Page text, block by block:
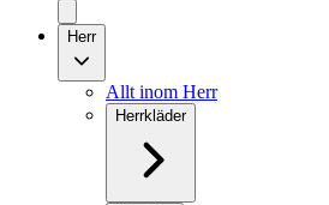
Herr
Allt inom Herr
Herrkläder